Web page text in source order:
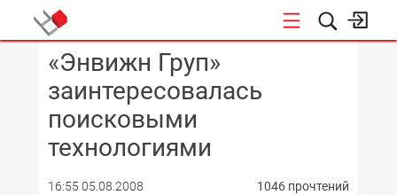
КОНФЕРЕНЦИИ
«Энвижн Груп»
заинтересовалась
поисковыми
технологиями
16:55 05.08.2008 1046 прочтений